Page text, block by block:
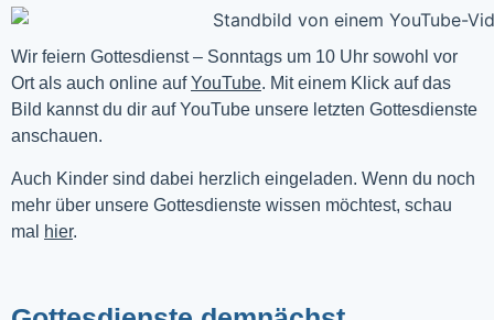
Wir feiern Gottesdienst – Sonntags um 10 Uhr sowohl vor
Ort als auch online auf YouTube. Mit einem Klick auf das
Bild kannst du dir auf YouTube unsere letzten Gottesdienste
anschauen.
Auch Kinder sind dabei herzlich eingeladen. Wenn du noch
mehr über unsere Gottesdienste wissen möchtest, schau
mal
hier.